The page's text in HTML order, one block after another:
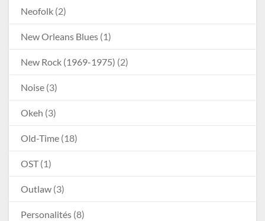
Neofolk (2)
New Orleans Blues (1)
New Rock (1969-1975) (2)
Noise (3)
Okeh (3)
Old-Time (18)
OST(1)
Outlaw (3)
Personalités (8)